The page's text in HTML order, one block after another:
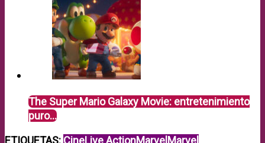
The Super Mario Galaxy Movie: entretenimiento
puro…
ETIQUETAS: CineLive ActionMarvel Marvel